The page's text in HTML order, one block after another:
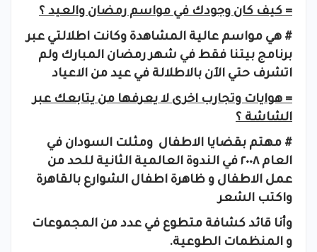
= كيف كان وجودك في مواسم رمضان والعيد ؟
# هي مواسم عالية المشاهدة وكانت اطلالتي عبر
برنامج بيتنا فقط في شهر رمضان المبارك ولم
اتشرف حتي الآن بالاطلالة في عيد من الاعياد
= هوايات وتجارب اخرى لا يعرفها من يتابعك عبر
الشاشة ؟
# مهتم بقضايا الاطفال ومثلت السودان في
العام ٢٠٠٨ في الندوة العالمية الثانية للحد من
عمل الاطفال و ظاهرة اطفال الشوارع بالقاهرة
واكتب الشعر
وأنا قائد كشافة متطوع في عدد من المجموعات
و المنظمات الطوعية.